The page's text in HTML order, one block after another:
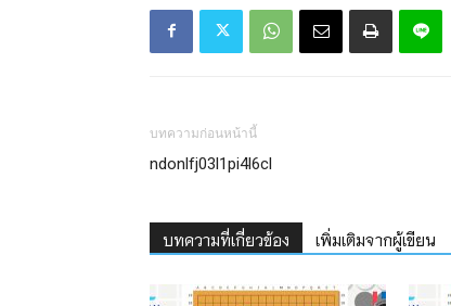
บทความก่อนหน้านี้
ndonlfj03l1pi4l6cl
บทความที่เกี่ยวข้อง เพิ่มเติมจากผู้เขียน